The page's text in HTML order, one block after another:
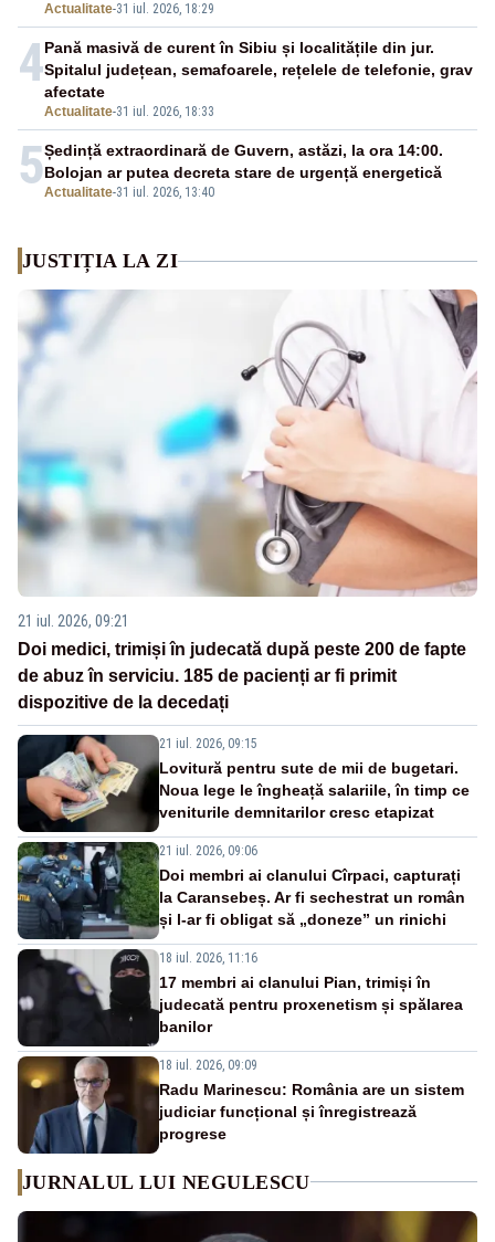
Actualitate-31 iul. 2026, 18:29
4
Actualitate-31 iul. 2026, 18:33
Pană masivă de curent în Sibiu și localitățile din jur.
Spitalul județean, semafoarele, rețelele de telefonie, grav
afectate
5Actualitate-31 iul. 2026, 13:40
Ședință extraordinară de Guvern, astăzi, la ora 14:00.
Bolojan ar putea decreta stare de urgență energetică
JUSTIȚIA LA ZI
21 iul. 2026, 09:21
Doi medici, trimiși în judecată după peste 200 de fapte
de abuz în serviciu. 185 de pacienți ar fi primit
dispozitive de la decedați
21 iul. 2026, 09:15
Lovitură pentru sute de mii de bugetari.
Noua lege le îngheață salariile, în timp ce
veniturile demnitarilor cresc etapizat
21 iul. 2026, 09:06
Doi membri ai clanului Cîrpaci, capturați
la Caransebeș. Ar fi sechestrat un român
și l-ar fi obligat să „doneze” un rinichi
18 iul. 2026, 11:16
17 membri ai clanului Pian, trimiși în
judecată pentru proxenetism și spălarea
banilor
18 iul. 2026, 09:09
Radu Marinescu: România are un sistem
judiciar funcțional și înregistrează
progrese
JURNALUL LUI NEGULESCU